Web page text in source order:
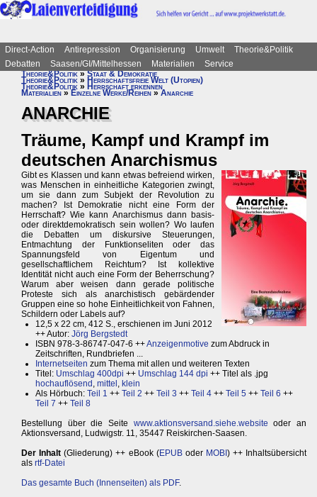
Direct-Action Antirepression Organisierung Umwelt
Theorie&Politik
Debatten
Saasen/GI/Mittelhessen Materialien
Service
Theorie&Politik»Staat & Demokratie
Theorie&Politik » Herrschaftsfreie Welt (Utopien)
Theorie&Politik » Herrschaft erkennen
Materialien » Einzelne Werke/Reihen » Anarchie
ANARCHIE
Träume, Kampf und Krampf im
deutschen Anarchismus
Gibt es Klassen und kann etwas befreiend wirken,
was Menschen in einheitliche Kategorien zwingt,
um sie dann zum Subjekt der Revolution zu
machen? Ist Demokratie nicht eine Form der
Herrschaft? Wie kann Anarchismus dann basis-
oder direktdemokratisch sein wollen? Wo laufen
die Debatten um diskursive Steuerungen,
Entmachtung der Funktionseliten oder das
Spannungsfeld von Eigentum und
gesellschaftlichem Reichtum? Ist kollektive
Identität nicht auch eine Form der Beherrschung?
Warum aber weisen dann gerade politische
Proteste sich als anarchistisch gebärdender
Gruppen eine so hohe Einheitlichkeit von Fahnen,
Schildern oder Labels auf?
12,5 x 22 cm, 412 S., erschienen im Juni 2012
++ Autor: Jörg Bergstedt
ISBN 978-3-86747-047-6 ++Anzeigenmotive zum Abdruck in
Zeitschriften, Rundbriefen ...
Internetseiten zum Thema mit allen und weiteren Texten
Titel: Umschlag 400dpi ++ Umschlag 144 dpi ++ Titel als .jpg
hochauflösend , mittel , klein
Als Hörbuch: Teil 1 ++ Teil 2 ++ Teil 3 ++ Teil 4 ++ Teil 5 ++ Teil 6 ++
Teil 7 ++ Teil 8
Bestellung über die Seite www.aktionsversand.siehe.website oder an
Aktionsversand, Ludwigstr. 11, 35447 Reiskirchen-Saasen.
Der Inhalt (Gliederung) ++ eBook (EPUBoder MOBI ) ++ Inhaltsübersicht
als rtf-Datei
Das gesamte Buch (Innenseiten) als PDF.